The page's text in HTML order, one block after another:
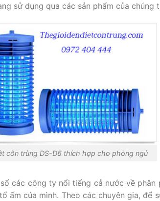
sử dụng qua các sản phẩm của chúng
côn trùng DS-D6 thích hợp cho phòng ngủ
các công ty nổi tiếng cả nước về phân
ấm của mình. Theo các chuyên gia, để